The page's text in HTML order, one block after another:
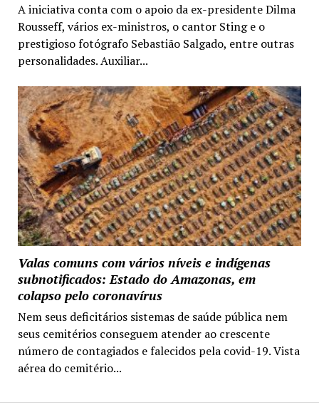
A iniciativa conta com o apoio da ex-presidente Dilma
Rousseff, vários ex-ministros, o cantor Sting e o
prestigioso fotógrafo Sebastião Salgado, entre outras
personalidades. Auxiliar...
Valas comuns com vários níveis e indígenas
subnotificados: Estado do Amazonas, em
colapso pelo coronavírus
Nem seus deficitários sistemas de saúde pública nem
seus cemitérios conseguem atender ao crescente
número de contagiados e falecidos pela covid-19. Vista
aérea do cemitério...